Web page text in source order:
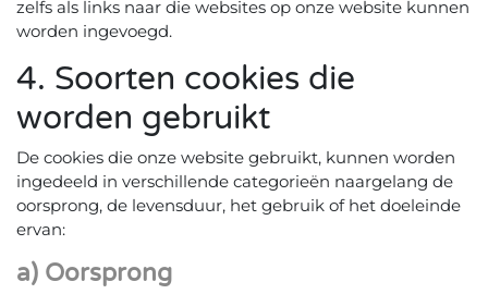
zelfs als links naar die websites op onze website kunnen
worden ingevoegd.
4. Soorten cookies die
worden gebruikt
De cookies die onze website gebruikt, kunnen worden
ingedeeld in verschillende categorieën naargelang de
oorsprong, de levensduur, het gebruik of het doeleinde
ervan:
a) Oorsprong